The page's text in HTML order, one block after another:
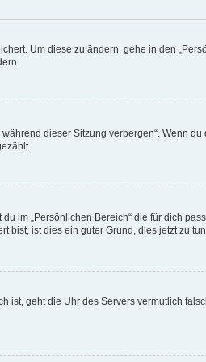
Um diese zu ändern, gehe in den
dieser Sitzung verbergen“. Wenn
im „Persönlichen Bereich“ die für dich
bist, ist dies ein guter Grund, dies jetzt zu
geht die Uhr des Servers vermutlich